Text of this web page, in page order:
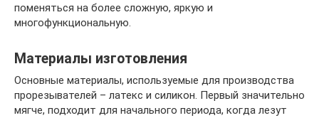
поменяться на более сложную, яркую и
многофункциональную.
Материалы изготовления
Основные материалы, используемые для производства
прорезывателей – латекс и силикон. Первый значительно
мягче, подходит для начального периода, когда лезут